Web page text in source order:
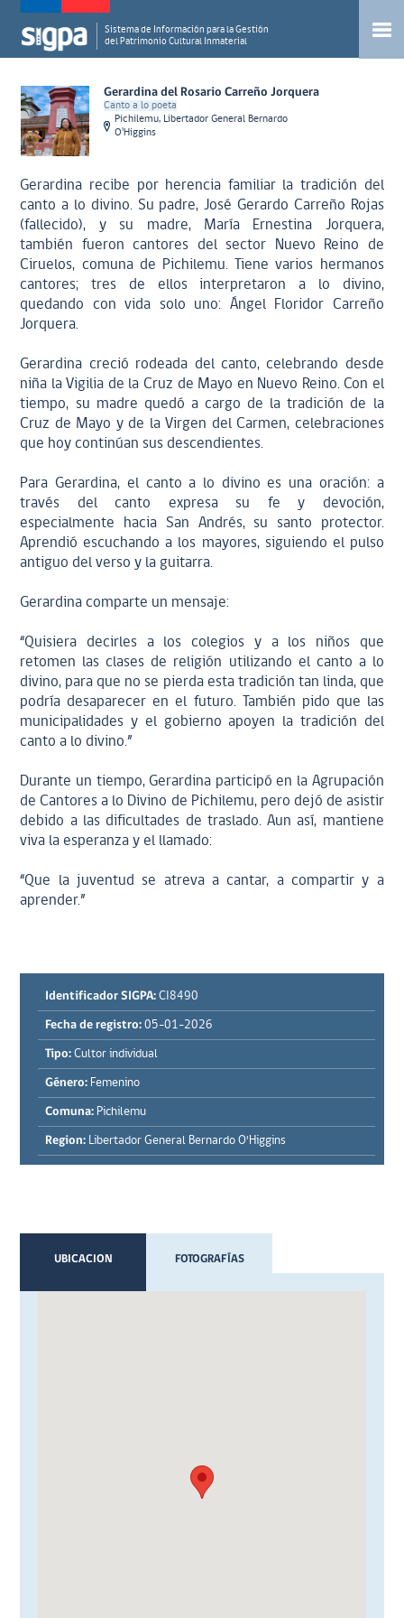
Sistema de Información para la Gestión
del Patrimonio Cultural Inmaterial
Gerardina del Rosario Carreño Jorquera
Canto a lo poeta
Pichilemu, Libertador General Bernardo
O'Higgins
Gerardina recibe por herencia familiar la tradición del
canto a lo divino. Su padre, José Gerardo Carreño Rojas
(fallecido), y su madre, María Ernestina Jorquera,
también fueron cantores del sector Nuevo Reino de
Ciruelos, comuna de Pichilemu. Tiene varios hermanos
cantores; tres de ellos interpretaron a lo divino,
quedando con vida solo uno: Ángel Floridor Carreño
Jorquera.
Gerardina creció rodeada del canto, celebrando desde
niña la Vigilia de la Cruz de Mayo en Nuevo Reino. Con el
tiempo, su madre quedó a cargo de la tradición de la
Cruz de Mayo y de la Virgen del Carmen, celebraciones
que hoy continúan sus descendientes.
Para Gerardina, el canto a lo divino es una oración: a
través del canto expresa su fe y devoción,
especialmente hacia San Andrés, su santo protector.
Aprendió escuchando a los mayores, siguiendo el pulso
antiguo del verso y la guitarra.
Gerardina comparte un mensaje:
“Quisiera decirles a los colegios y a los niños que
retomen las clases de religión utilizando el canto a lo
divino, para que no se pierda esta tradición tan linda, que
podría desaparecer en el futuro. También pido que las
municipalidades y el gobierno apoyen la tradición del
canto a lo divino.”
Durante un tiempo, Gerardina participó en la Agrupación
de Cantores a lo Divino de Pichilemu, pero dejó de asistir
debido a las dificultades de traslado. Aun así, mantiene
viva la esperanza y el llamado:
“Que la juventud se atreva a cantar, a compartir y a
aprender.”
Identificador SIGPA: CI8490
Fecha de registro: 05-01-2026
Tipo: Cultor individual
Género: Femenino
Comuna: Pichilemu
Region: Libertador General Bernardo O'Higgins
UBICACION FOTOGRAFÍAS